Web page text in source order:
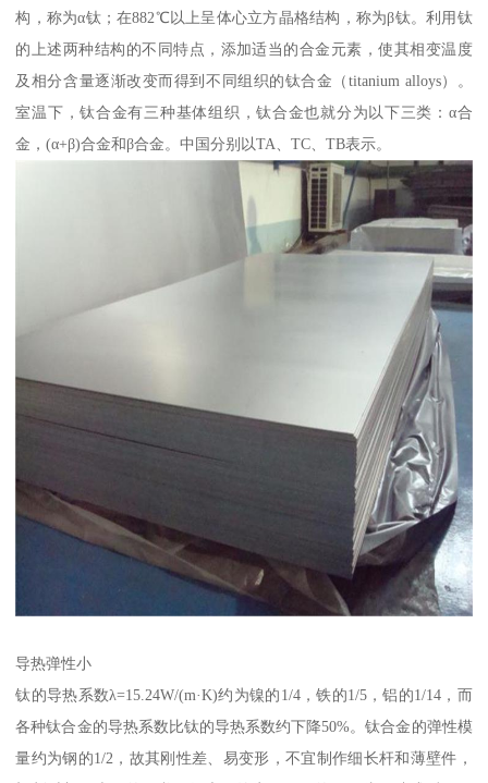
构，称为α钛；在882℃以上呈体心立方晶格结构，称为β钛。利用钛
的上述两种结构的不同特点，添加适当的合金元素，使其相变温度
及相分含量逐渐改变而得到不同组织的钛合金（titanium alloys）。
室温下，钛合金有三种基体组织，钛合金也就分为以下三类：α合
金，(α+β)合金和β合金。中国分别以TA、TC、TB表示。
导热弹性小
钛的导热系数λ=15.24W/(m·K)约为镍的1/4，铁的1/5，铝的1/14，而
各种钛合金的导热系数比钛的导热系数约下降50%。钛合金的弹性模
量约为钢的1/2，故其刚性差、易变形，不宜制作细长杆和薄壁件，